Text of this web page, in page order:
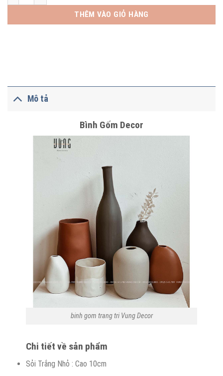
THÊM VÀO GIỎ HÀNG
Mô tả
Bình Gốm Decor
binh gom trang tri Vung Decor
Chi tiết về sản phẩm
Sỏi Trắng Nhỏ : Cao 10cm